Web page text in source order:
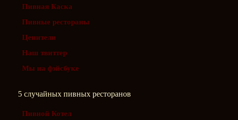
Пивная Каска
Пивные рестораны
Ценители
Наш твиттер
Мы на фэйсбуке
5 случайных пивных ресторанов
Пивной Котел